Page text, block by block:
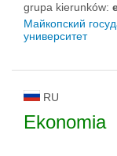
grupa kierunków:
Майкопский
университет
RU
Ekonomia